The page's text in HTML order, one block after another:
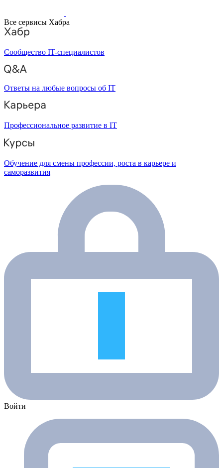
Все сервисы Хабра
Сообщество IT-специалистов
Ответы на любые вопросы об IT
Профессиональное развитие в IT
Обучение для смены профессии, роста в карьере и
саморазвития
Войти